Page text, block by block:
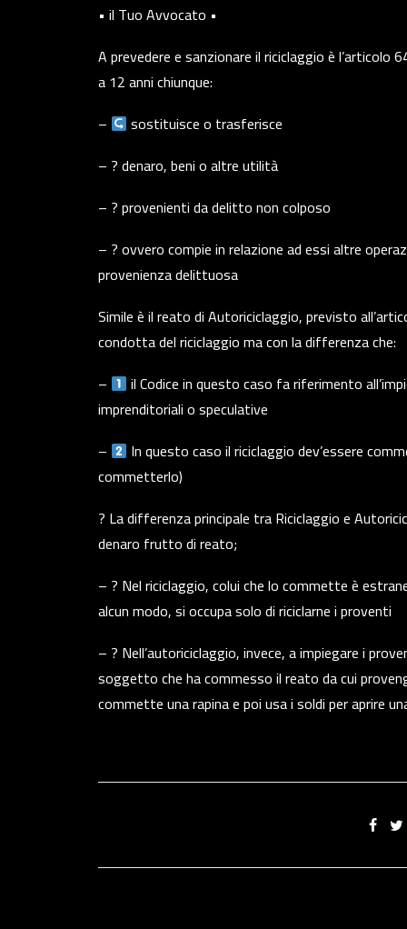
• il Tuo Avvocato •
A prevedere e sanzionare il riciclaggio è l’articolo
a 12 anni chiunque:
–
sostituisce o trasferisce
– ? denaro, beni o altre utilità
– ? provenienti da delitto non colposo
– ? ovvero compie in relazione ad essi altre
provenienza delittuosa
Simile è il reato di Autoriciclaggio, previsto
condotta del riciclaggio ma con la differenza che:
–
il Codice in questo caso fa riferimento
imprenditoriali o speculative
–
In questo caso il riciclaggio dev’essere
commetterlo)
? La differenza principale tra Riciclaggio e
denaro frutto di reato;
– ?️ Nel riciclaggio, colui che lo commette è
alcun modo, si occupa solo di riciclarne i proventi
– ?️ Nell’autoriciclaggio, invece, a impiegare i
soggetto che ha commesso il reato da cui
commette una rapina e poi usa i soldi per aprire